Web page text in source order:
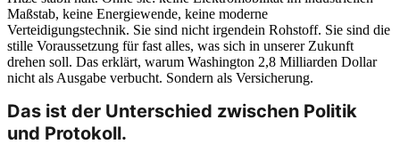
Maßstab, keine Energiewende, keine moderne
Verteidigungstechnik. Sie sind nicht irgendein Rohstoff. Sie sind die
stille Voraussetzung für fast alles, was sich in unserer Zukunft
drehen soll. Das erklärt, warum Washington 2,8 Milliarden Dollar
nicht als Ausgabe verbucht. Sondern als Versicherung.
Das ist der Unterschied zwischen Politik
und Protokoll.